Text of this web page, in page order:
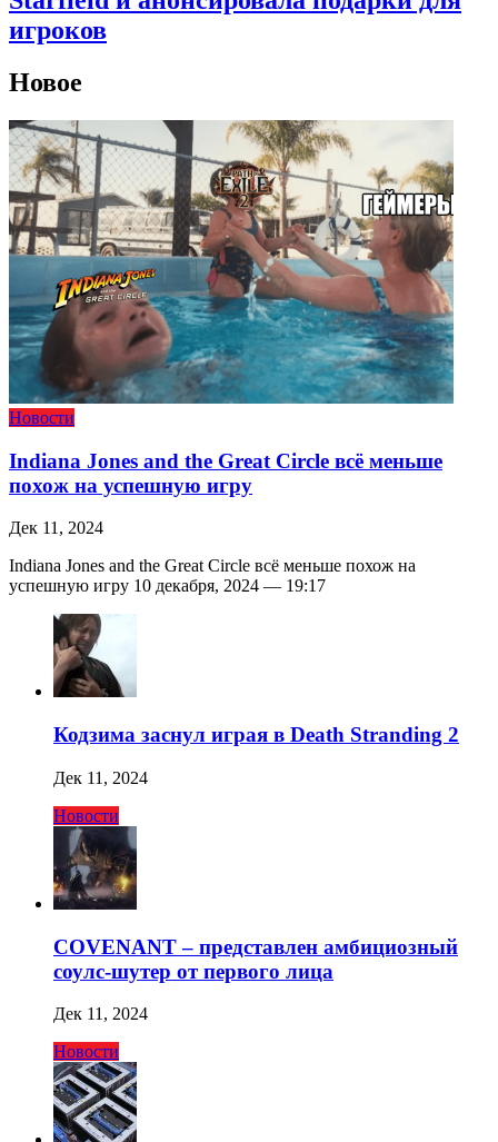
игроков
Новое
Новости
Indiana Jones and the Great Circle всё меньше
похож на успешную игру
Дек 11, 2024
Indiana Jones and the Great Circle всё меньше похож на
успешную игру 10 декабря, 2024 — 19:17
Кодзима заснул играя в Death Stranding 2
Дек 11, 2024
Новости
COVENANT – представлен амбициозный
соулс-шутер от первого лица
Дек 11, 2024
Новости